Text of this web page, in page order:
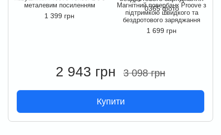
металевим посиленням
1 399 грн
Магнітний повербанк Proove з
підтримкою швидкого та
бездротового заряджання
1 699 грн
2 943 грн 3 098 грн
Купити